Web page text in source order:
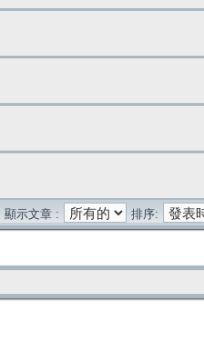
顯示文章 :
排序: